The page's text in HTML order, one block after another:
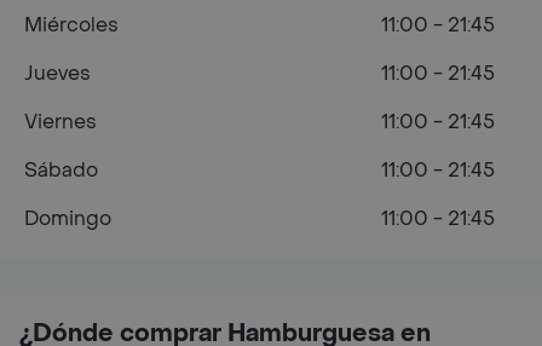
¿Dónde comprar Hamburguesa en
Miércoles
11:00 - 21:45
Jueves
11:00 - 21:45
Viernes
11:00 - 21:45
Sábado
11:00 - 21:45
Domingo
11:00 - 21:45